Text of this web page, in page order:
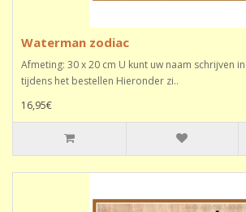
Waterman zodiac
Afmeting: 30 x 20 cm U kunt uw naam schrijven
tijdens het bestellen Hieronder zi..
16,95€